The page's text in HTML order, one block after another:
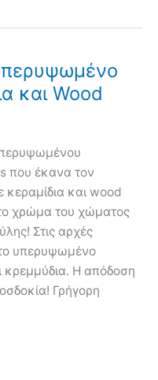
και Wood
που έκανα τον
κεραμίδια και wood
χρώμα του χώματος
Στις αρχές
υπερυψωμένο
κρεμμύδια. Η απόδοση
Γρήγορη